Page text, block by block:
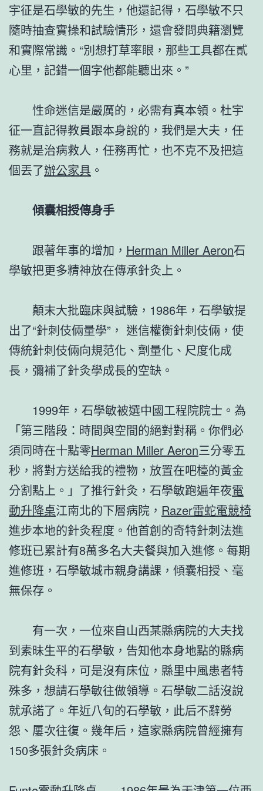
宇征是石學敏的先生，他還記得，石學敏不只
隨時抽查實操和試驗情形，還會發問典籍瀏覽
和實際常識。“別想打草率眼，那些工具都在貳
心里，記錯一個字他都能聽出來。”
性命迷信是嚴厲的，必需有真本領。杜宇
征一直記得教員跟本身說的，我們是大夫，任
務就是治病救人，任務再忙，也不克不及把這
個丟了辦公家具 。
傾囊相授傳身手
跟著年事的增加， Herman Miller Aeron石
學敏把更多精神放在傳承針灸上。
顛末大批臨床與試驗，1986年，石學敏提
出了“針刺伎倆量學”， 迷信權衡針刺伎倆，使
傳統針刺伎倆向規范化、劑量化、尺度化成
長，彌補了針灸學成長的空缺。
1999年，石學敏被選中國工程院院士。為
「第三階段：時間與空間的絕對對稱。你們必
須同時在十點零Herman Miller Aeron三分零五
秒，將對方送給我的禮物，放置在吧檯的黃金
分割點上。」了推行針灸，石學敏跑遍年夜電
動升降桌江南北的下層病院， Razer雷蛇電競椅
進步本地的針灸程度。他首創的奇特針刺法進
修班已累計有8萬多名大夫餐與加入進修。每期
進修班，石學敏城市親身講課，傾囊相授、毫
無保存。
有一次，一位來自山西某縣病院的大夫找
到素昧生平的石學敏，告知他本身地點的縣病
院有針灸科，可是沒有床位，縣里中風患者特
殊多，想請石學敏往做領導。石學敏二話沒說
就承諾了。年近八旬的石學敏，此后不辭勞
怨、屢次往復。幾年后，這家縣病院曾經擁有
150多張針灸病床。